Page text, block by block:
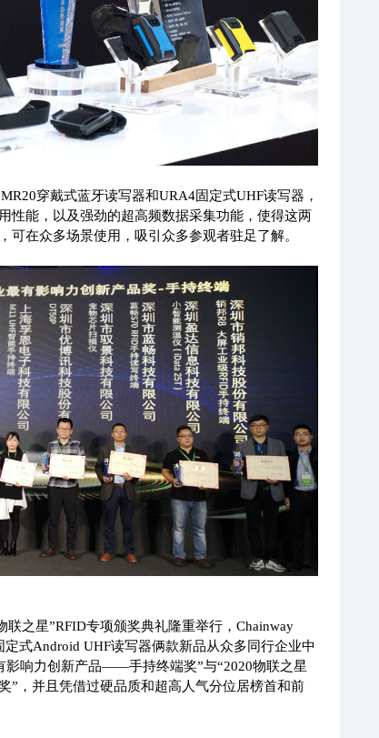
穿戴式蓝牙读写器和URA4固定式UHF读写器，
性能，以及强劲的超高频数据采集功能，使得这两
可在众多场景使用，吸引众多参观者驻足了解。
之星”RFID专项颁奖典礼隆重举行，Chainway
式Android UHF读写器俩款新品从众多同行企业中
影响力创新产品——手持终端奖”与“2020物联之星
，并且凭借过硬品质和超高人气分位居榜首和前